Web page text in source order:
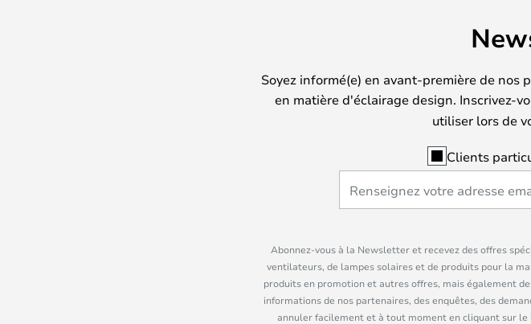
Soyez informé(e) en avant-première de nos
en matière d'éclairage design. Inscrivez-
utiliser lors de
Clients
Abonnez-vous à la Newsletter et recevez des offres
ventilateurs, de lampes solaires et de produits pour la
produits en promotion et autres offres, mais également
informations de nos partenaires, des enquêtes, des
annuler facilement et à tout moment en cliquant sur